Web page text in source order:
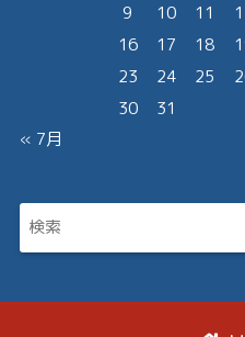
9
10 11
16
17 18
23
24 25
30
31
« 7月